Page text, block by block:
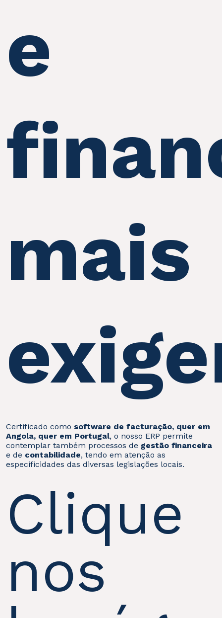
e
mais
Certificado como software de facturação, quer em
Angola, quer em Portugal, o nosso ERP permite
contemplar também processos de gestão financeira
e de contabilidade, tendo em atenção as
especificidades das diversas legislações locais.
Clique
nos